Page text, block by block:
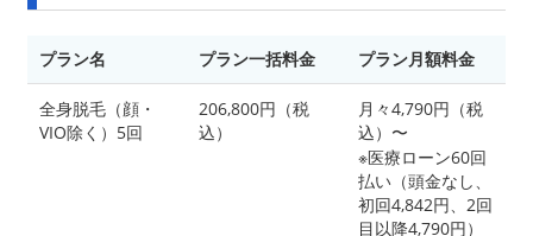
プラン名 プラン一括料金 プラン月額料金
全身脱毛（顔・
VIO除く）5回
206,800円（税
込）
月々4,790円（税
込）〜
※医療ローン60回
払い（頭金なし、
初回4,842円、2回
目以降4,790円）